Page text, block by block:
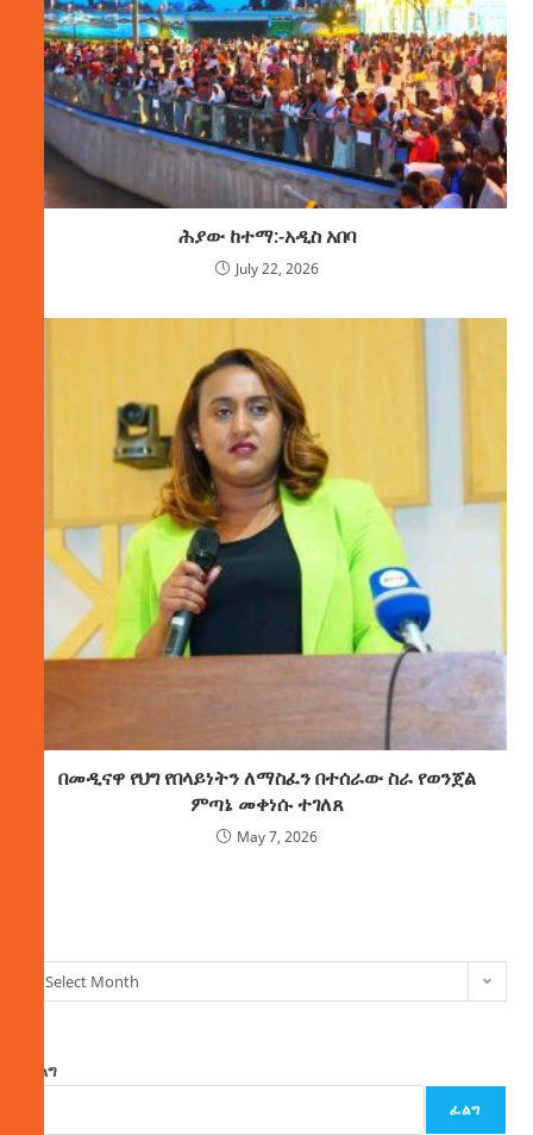
ሕያው ከተማ:-አዲስ አበባ
July 22, 2026
በመዲናዋ የህግ የበላይነትን ለማስፈን በተሰራው ስራ የወንጀል
ምጣኔ መቀነሱ ተገለጸ
May 7, 2026
Select Month
ፈልግ
ፈልግ